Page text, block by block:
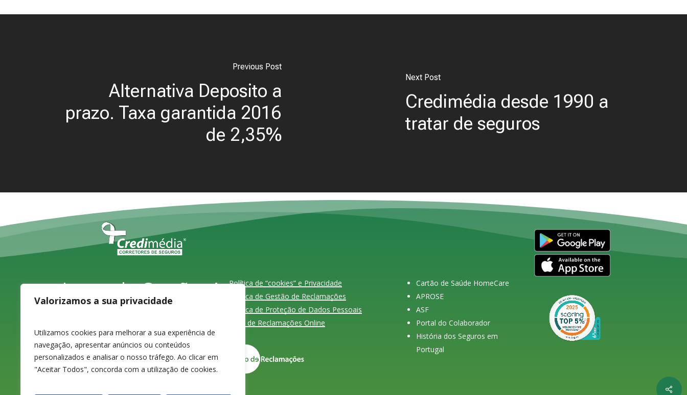
Valorizamos a sua privacidade
Utilizamos cookies para melhorar a sua experiência de
navegação, apresentar anúncios ou conteúdos
personalizados e analisar o nosso tráfego. Ao clicar em
"Aceitar Todos", concorda com a utilização de cookies.
Previous Post
Alternativa Deposito a
prazo. Taxa garantida 2016
de 2,35%
Next Post
Credimédia desde 1990 a
tratar de seguros
Largo do Carvão, 4,
1ºD
3080-070 Figueira
da Foz
Política de “cookies” e Privacidade
Política de Gestão de Reclamações
Política de Proteção de Dados Pessoais
Livro de Reclamações Online
Cartão de Saúde HomeCare
APROSE
ASF
Portal do Colaborador
História dos Seguros em
Portugal
Share